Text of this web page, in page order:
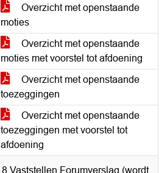
Overzicht met openstaande
moties
Overzicht met openstaande
moties met voorstel tot afdoening
Overzicht met openstaande
toezeggingen
Overzicht met openstaande
toezeggingen met voorstel tot
afdoening
8 Vaststellen Forumverslag (wordt